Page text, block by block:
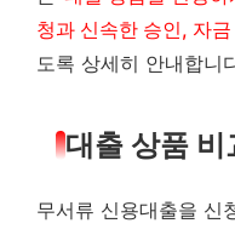
청과 신속한 승인, 자금
도록 상세히 안내합니
대출 상품 비
무서류 신용대출을 신